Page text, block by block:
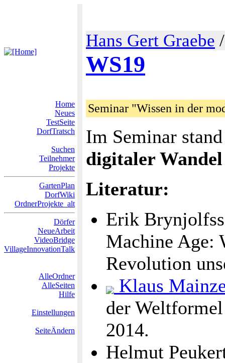
Hans Gert Graebe
WS19
Home
Neues
TestSeite
DorfTratsch
Suchen
Teilnehmer
Projekte
GartenPlan
DorfWiki
OrdnerProjekte_alt
Dörfer
NeueArbeit
VideoBridge
VillageInnovationTalk
AlleOrdner
AlleSeiten
Hilfe
Einstellungen
SeiteÄndern
Seminar "Wissen in der
Im Seminar
digitaler Wandel
Literatur:
Erik
Machine Age:
Revolution
Klaus
der
2014.
Helmut